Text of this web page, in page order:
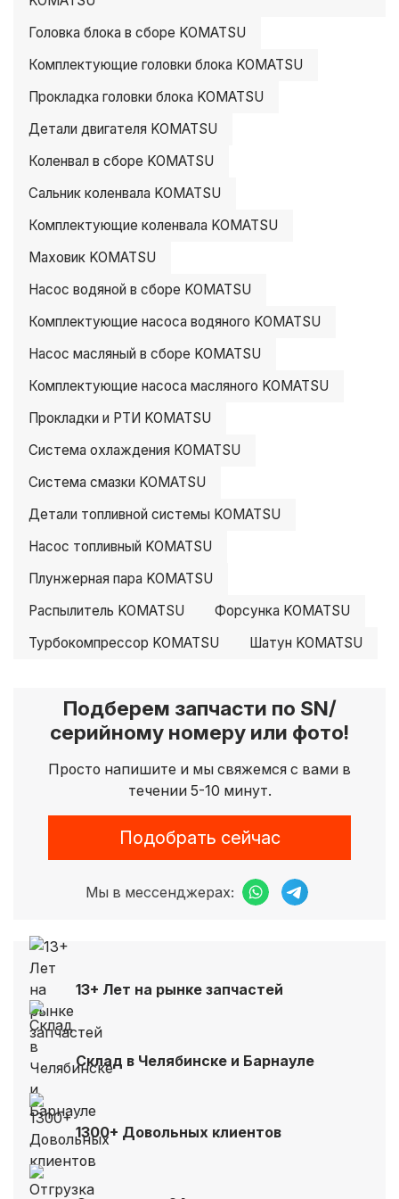
Головка блока в сборе KOMATSU
Комплектующие головки блока KOMATSU
Прокладка головки блока KOMATSU
Детали двигателя KOMATSU
Коленвал в сборе KOMATSU
Сальник коленвала KOMATSU
Комплектующие коленвала KOMATSU
Маховик KOMATSU
Насос водяной в сборе KOMATSU
Комплектующие насоса водяного KOMATSU
Насос масляный в сборе KOMATSU
Комплектующие насоса масляного KOMATSU
Прокладки и РТИ KOMATSU
Система охлаждения KOMATSU
Система смазки KOMATSU
Детали топливной системы KOMATSU
Насос топливный KOMATSU
Плунжерная пара KOMATSU
Распылитель KOMATSU
Форсунка KOMATSU
Турбокомпрессор KOMATSU
Шатун KOMATSU
Подберем запчасти по SN/
серийному номеру или фото!
Просто напишите и мы свяжемся с вами в
течении 5-10 минут.
Подобрать сейчас
Мы в мессенджерах:
13+ Лет на рынке запчастей
Склад в Челябинске и Барнауле
1300+ Довольных клиентов